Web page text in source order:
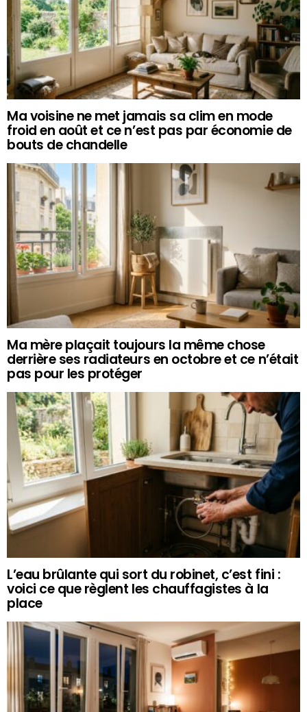
Ma voisine ne met jamais sa clim en mode
froid en août et ce n’est pas par économie de
bouts de chandelle
Ma mère plaçait toujours la même chose
derrière ses radiateurs en octobre et ce n’était
pas pour les protéger
L’eau brûlante qui sort du robinet, c’est fini :
voici ce que règlent les chauffagistes à la
place